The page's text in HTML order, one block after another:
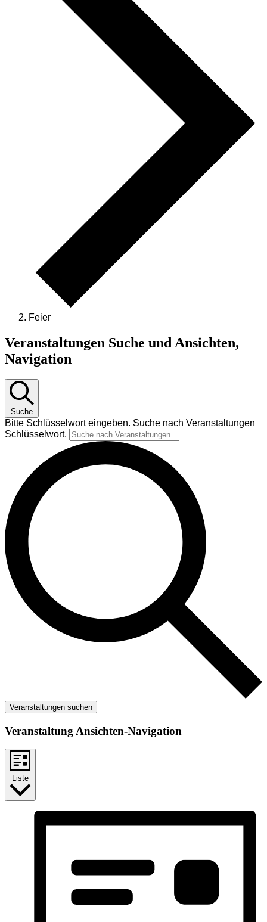
Feier
Veranstaltungen
Veranstaltungen Suche und Ansichten,
Navigation
Suche
Bitte Schlüsselwort eingeben. Suche nach Veranstaltungen
Schlüsselwort.
Veranstaltungen suchen
Veranstaltung Ansichten-Navigation
Liste